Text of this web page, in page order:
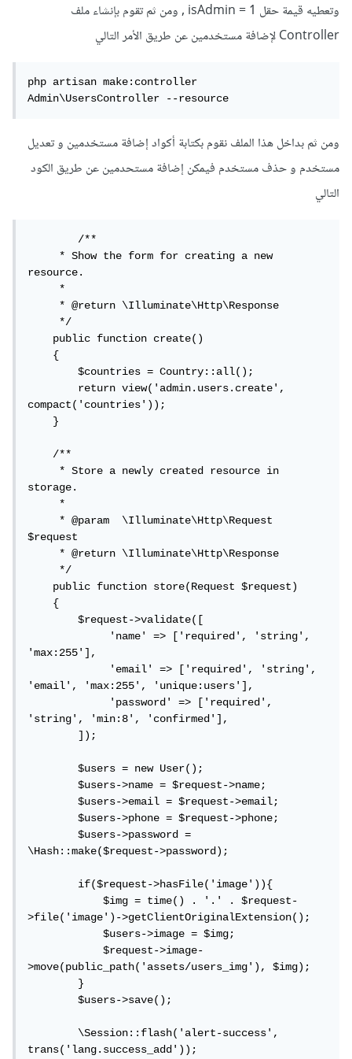
وتعطيه قيمة حقل isAdmin = 1 , ومن ثم تقوم بإنشاء ملف
Controller لإضافة مستخدمين عن طريق الأمر التالي
php artisan make:controller
Admin\UsersController --resource
ومن ثم بداخل هذا الملف نقوم بكتابة أكواد إضافة مستخدمين و تعديل
مستخدم و حذف مستخدم فيمكن إضافة مستحدمين عن طريق الكود
التالي
	/**
     * Show the form for creating a new
resource.
     *
     * @return \Illuminate\Http\Response
     */
    public function create()
    {
        $countries = Country::all();
        return view('admin.users.create',
compact('countries'));
    }
    /**
     * Store a newly created resource in
storage.
     *
     * @param  \Illuminate\Http\Request
$request
     * @return \Illuminate\Http\Response
     */
    public function store(Request $request)
    {
        $request->validate([
             'name' => ['required', 'string',
'max:255'],
             'email' => ['required', 'string',
'email', 'max:255', 'unique:users'],
             'password' => ['required',
'string', 'min:8', 'confirmed'],
        ]);
        $users = new User();
        $users->name = $request->name;
        $users->email = $request->email;
        $users->phone = $request->phone;
        $users->password =
\Hash::make($request->password);
        if($request->hasFile('image')){
            $img = time() . '.' . $request-
>file('image')->getClientOriginalExtension();
            $users->image = $img;
            $request->image-
>move(public_path('assets/users_img'), $img);
        }
        $users->save();
        \Session::flash('alert-success',
trans('lang.success_add'));